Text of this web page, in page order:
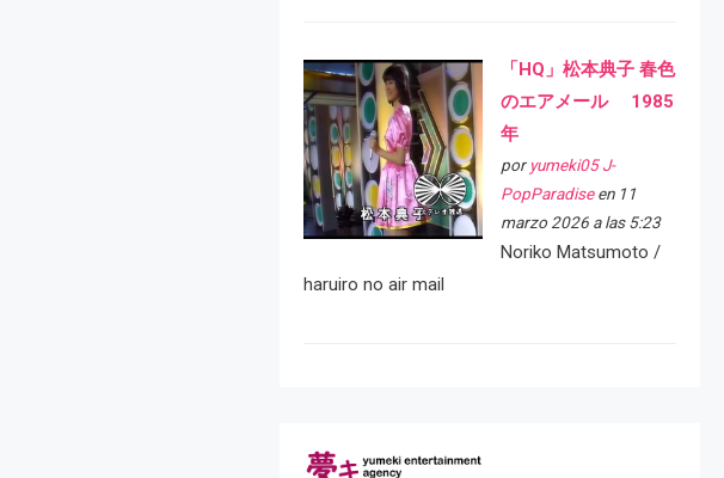
「HQ」松本典子 春色
のエアメール 1985
年
por yumeki05 J-
PopParadiseen 11
marzo 2026 a las 5:23
Noriko Matsumoto /
haruiro no air mail